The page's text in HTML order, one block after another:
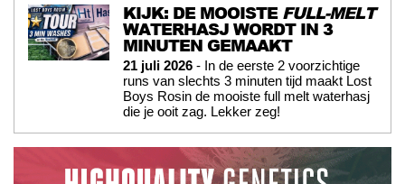
KIJK: DE MOOISTEFULL-MELT
WATERHASJ WORDT IN 3
MINUTEN GEMAAKT
21 juli 2026 - In de eerste 2 voorzichtige
runs van slechts 3 minuten tijd maakt Lost
Boys Rosin de mooiste full melt waterhasj
die je ooit zag. Lekker zeg!